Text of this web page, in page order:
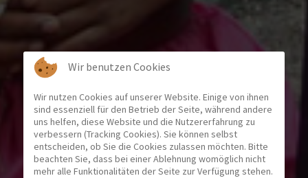
Wir benutzen Cookies
Wir nutzen Cookies auf unserer Website. Einige von ihnen
sind essenziell für den Betrieb der Seite, während andere
uns helfen, diese Website und die Nutzererfahrung zu
verbessern (Tracking Cookies). Sie können selbst
entscheiden, ob Sie die Cookies zulassen möchten. Bitte
beachten Sie, dass bei einer Ablehnung womöglich nicht
mehr alle Funktionalitäten der Seite zur Verfügung stehen.